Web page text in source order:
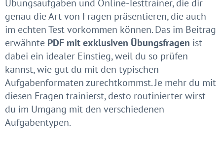
Übungsaufgaben und Online-Testtrainer, die dir
genau die Art von Fragen präsentieren, die auch
im echten Test vorkommen können. Das im Beitrag
erwähnte PDF mit exklusiven Übungsfragen ist
dabei ein idealer Einstieg, weil du so prüfen
kannst, wie gut du mit den typischen
Aufgabenformaten zurechtkommst. Je mehr du mit
diesen Fragen trainierst, desto routinierter wirst
du im Umgang mit den verschiedenen
Aufgabentypen.